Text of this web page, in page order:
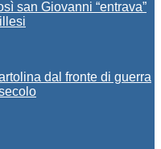
san Giovanni “entrava”
dal fronte di guerra